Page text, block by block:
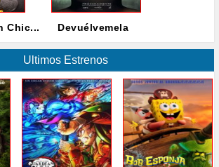
Chic... Devuélvemela
Ultimos Estrenos